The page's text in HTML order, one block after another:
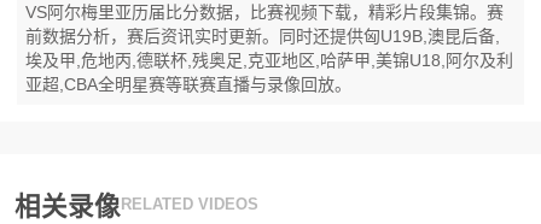
VS阿尔梅里亚历届比分数据，比赛视频下载，精彩片段集锦。赛
前数据分析，赛后资讯实时更新。同时还提供匈U19B,澳昆后备,
埃及甲,危地丙,德联杯,残奥足,克亚地区,哈萨甲,美锦U18,阿尔及利
亚超,CBA全明星赛等联赛直播与录像回放。
相关录像 RELATED VIDEOS